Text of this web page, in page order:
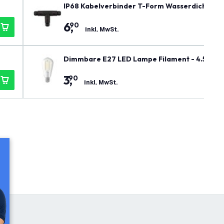
IP68 Kabelverbinder T-Form Wasserdicht
6,
90 inkl. MwSt.
Dimmbare E27 LED Lampe Filament - 4.5W -
3,
90 inkl. MwSt.